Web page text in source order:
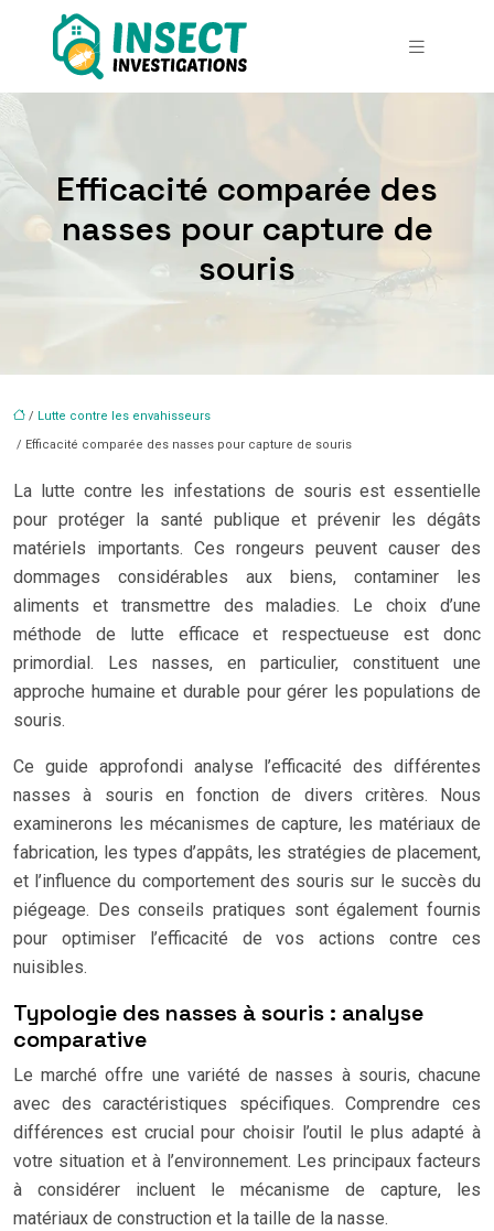
Efficacité comparée des
nasses pour capture de
souris
/ Lutte contre les envahisseurs
/ Efficacité comparée des nasses pour capture de souris
La lutte contre les infestations de souris est essentielle
pour protéger la santé publique et prévenir les dégâts
matériels importants. Ces rongeurs peuvent causer des
dommages considérables aux biens, contaminer les
aliments et transmettre des maladies. Le choix d’une
méthode de lutte efficace et respectueuse est donc
primordial. Les nasses, en particulier, constituent une
approche humaine et durable pour gérer les populations de
souris.
Ce guide approfondi analyse l’efficacité des différentes
nasses à souris en fonction de divers critères. Nous
examinerons les mécanismes de capture, les matériaux de
fabrication, les types d’appâts, les stratégies de placement,
et l’influence du comportement des souris sur le succès du
piégeage. Des conseils pratiques sont également fournis
pour optimiser l’efficacité de vos actions contre ces
nuisibles.
Typologie des nasses à souris : analyse
comparative
Le marché offre une variété de nasses à souris, chacune
avec des caractéristiques spécifiques. Comprendre ces
différences est crucial pour choisir l’outil le plus adapté à
votre situation et à l’environnement. Les principaux facteurs
à considérer incluent le mécanisme de capture, les
matériaux de construction et la taille de la nasse.